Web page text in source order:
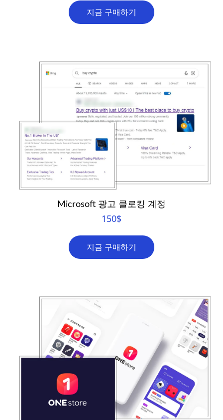
지금 구매하기
Microsoft 광고 클로킹 계정
150$
지금 구매하기